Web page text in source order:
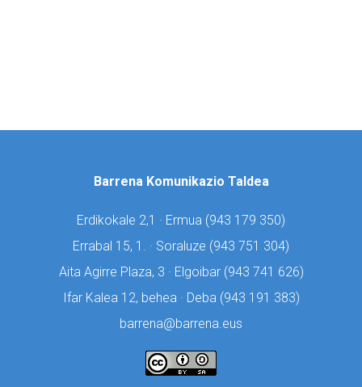
Barrena Komunikazio Taldea
Erdikokale 2,1 · Ermua (943 179 350)
Errabal 15, 1. · Soraluze (943 751 304)
Aita Agirre Plaza, 3 · Elgoibar (943 741 626)
Ifar Kalea 12, behea · Deba (943 191 383)
barrena@barrena.eus